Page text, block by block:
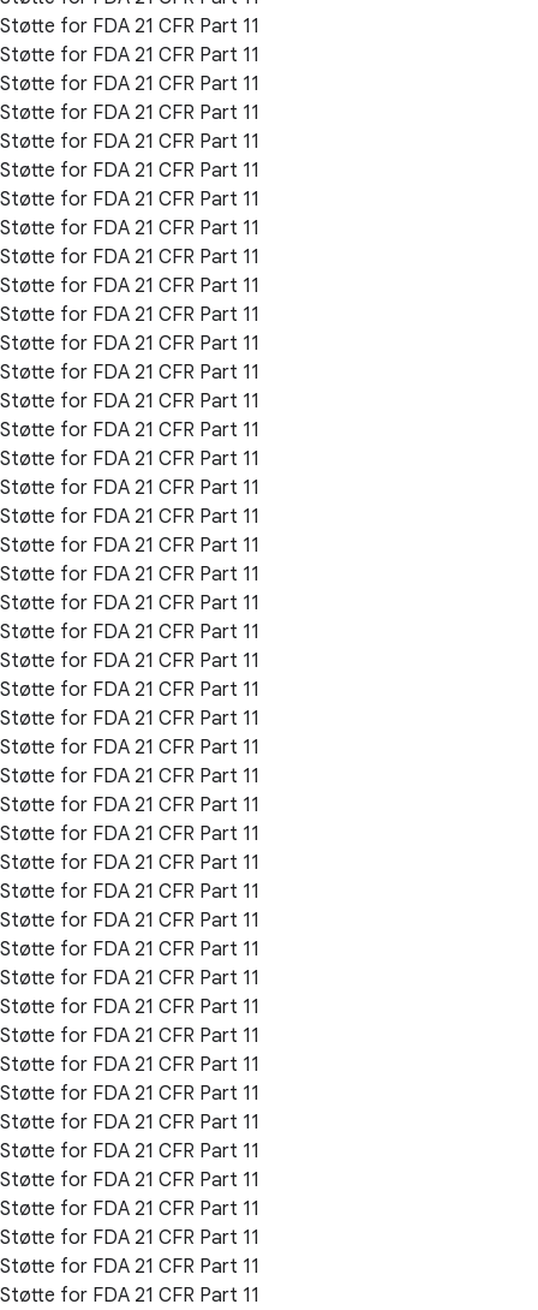
Støtte for FDA 21 CFR Part 11
Støtte for FDA 21 CFR Part 11
Støtte for FDA 21 CFR Part 11
Støtte for FDA 21 CFR Part 11
Støtte for FDA 21 CFR Part 11
Støtte for FDA 21 CFR Part 11
Støtte for FDA 21 CFR Part 11
Støtte for FDA 21 CFR Part 11
Støtte for FDA 21 CFR Part 11
Støtte for FDA 21 CFR Part 11
Støtte for FDA 21 CFR Part 11
Støtte for FDA 21 CFR Part 11
Støtte for FDA 21 CFR Part 11
Støtte for FDA 21 CFR Part 11
Støtte for FDA 21 CFR Part 11
Støtte for FDA 21 CFR Part 11
Støtte for FDA 21 CFR Part 11
Støtte for FDA 21 CFR Part 11
Støtte for FDA 21 CFR Part 11
Støtte for FDA 21 CFR Part 11
Støtte for FDA 21 CFR Part 11
Støtte for FDA 21 CFR Part 11
Støtte for FDA 21 CFR Part 11
Støtte for FDA 21 CFR Part 11
Støtte for FDA 21 CFR Part 11
Støtte for FDA 21 CFR Part 11
Støtte for FDA 21 CFR Part 11
Støtte for FDA 21 CFR Part 11
Støtte for FDA 21 CFR Part 11
Støtte for FDA 21 CFR Part 11
Støtte for FDA 21 CFR Part 11
Støtte for FDA 21 CFR Part 11
Støtte for FDA 21 CFR Part 11
Støtte for FDA 21 CFR Part 11
Støtte for FDA 21 CFR Part 11
Støtte for FDA 21 CFR Part 11
Støtte for FDA 21 CFR Part 11
Støtte for FDA 21 CFR Part 11
Støtte for FDA 21 CFR Part 11
Støtte for FDA 21 CFR Part 11
Støtte for FDA 21 CFR Part 11
Støtte for FDA 21 CFR Part 11
Støtte for FDA 21 CFR Part 11
Støtte for FDA 21 CFR Part 11
Støtte for FDA 21 CFR Part 11